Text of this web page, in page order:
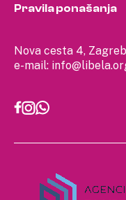
Nova cesta 4, Zagreb
e-mail:
Pravila ponašanja